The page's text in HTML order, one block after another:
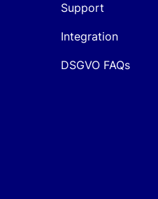
Support
Integration
DSGVO FAQs